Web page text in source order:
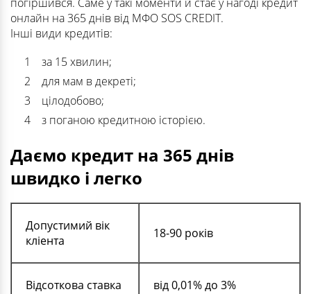
онлайн на 365 днів від МФО SOS CREDIT.
Інші види кредитів:
за 15 хвилин;
для мам в декреті;
цілодобово;
з поганою кредитною історією.
Даємо кредит на 365 днів
швидко і легко
Допустимий вік
кліента
18-90 років
Відсоткова ставка від 0,01% до 3%